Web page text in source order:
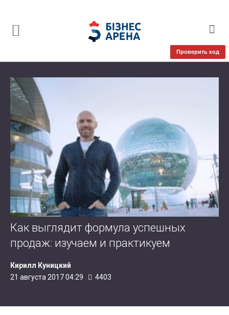
Проверить код
Как выглядит формула успешных
продаж: изучаем и практикуем
Кирилл Куницкий
21 августа 2017 04:29
4403